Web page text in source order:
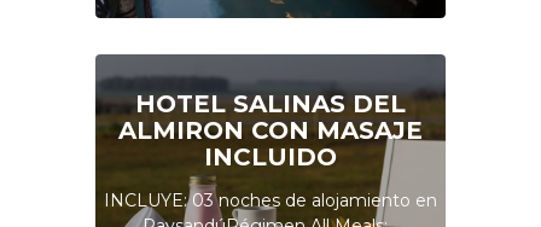
HOTEL SALINAS DEL
ALMIRON CON MASAJE
INCLUIDO
INCLUYE: 03 noches de alojamiento en